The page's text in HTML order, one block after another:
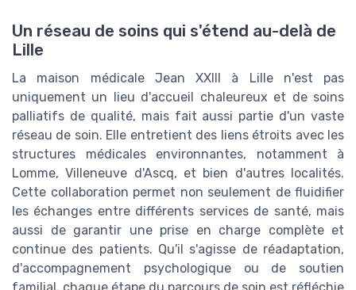
Un réseau de soins qui s'étend au-delà de
Lille
La maison médicale Jean XXIII à Lille n'est pas
uniquement un lieu d'accueil chaleureux et de soins
palliatifs de qualité, mais fait aussi partie d'un vaste
réseau de soin. Elle entretient des liens étroits avec les
structures médicales environnantes, notamment à
Lomme, Villeneuve d'Ascq, et bien d'autres localités.
Cette collaboration permet non seulement de fluidifier
les échanges entre différents services de santé, mais
aussi de garantir une prise en charge complète et
continue des patients. Qu'il s'agisse de réadaptation,
d'accompagnement psychologique ou de soutien